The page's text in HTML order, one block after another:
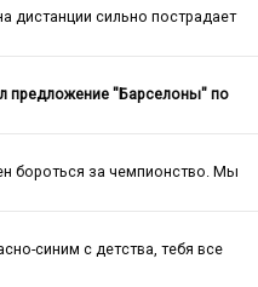
дистанции сильно пострадает
предложение "Барселоны" по
бороться за чемпионство. Мы
синим с детства, тебя все